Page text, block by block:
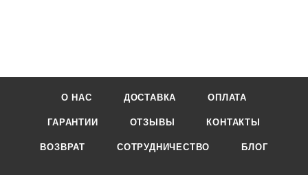
О НАС ДОСТАВКА ОПЛАТА
ГАРАНТИИ ОТЗЫВЫ КОНТАКТЫ
ВОЗВРАТ СОТРУДНИЧЕСТВО БЛОГ